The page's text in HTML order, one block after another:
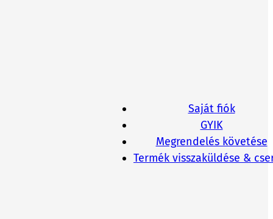
Saját fiók
GYIK
Megrendelés követése
Termék visszaküldése &